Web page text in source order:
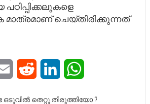
മാത്രമാണ് ചെയ്തിരിക്കുന്നത്
Email Reddit LinkedIn
തെറ്റു തിരുത്തിയോ ?